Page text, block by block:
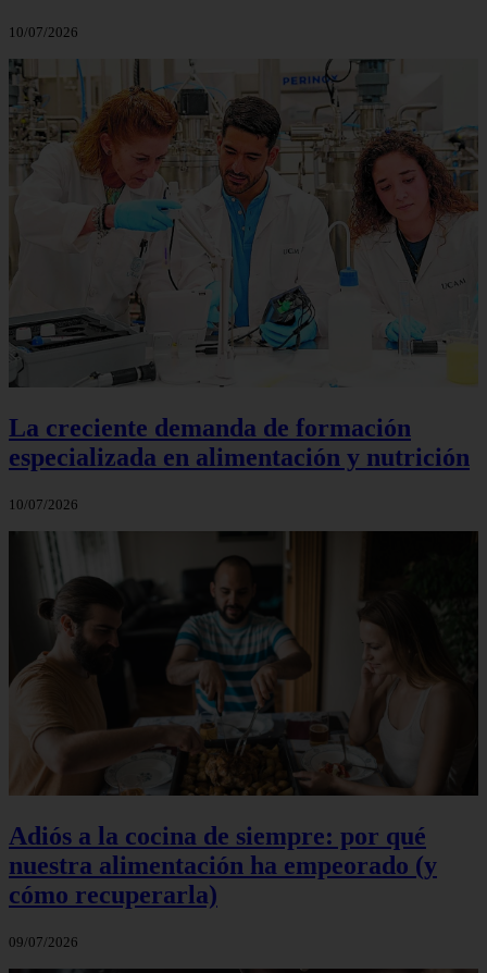
10/07/2026
La creciente demanda de formación
especializada en alimentación y nutrición
10/07/2026
Adiós a la cocina de siempre: por qué
nuestra alimentación ha empeorado (y
cómo recuperarla)
09/07/2026